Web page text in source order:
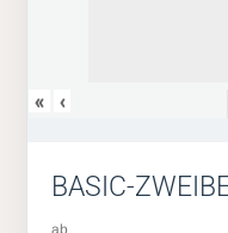
« ‹
BASIC-
ab